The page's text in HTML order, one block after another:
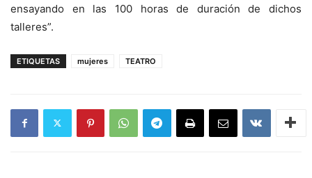
ensayando en las 100 horas de duración de dichos
talleres”.
ETIQUETAS mujeres TEATRO